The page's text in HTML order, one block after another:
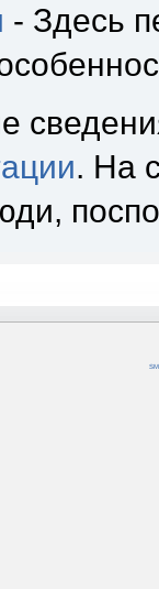
- Здесь
. На